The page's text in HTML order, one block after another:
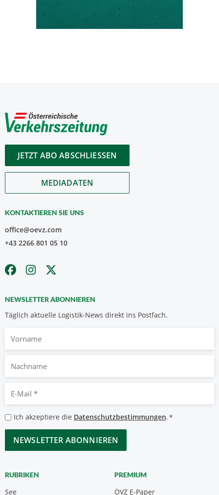
JETZT ABO ABSCHLIESSEN
MEDIADATEN
KONTAKTIEREN SIE UNS
office@oevz.com
+43 2266 801 05 10
NEWSLETTER ABONNIEREN
Täglich aktuelle Logistik-News direkt ins Postfach.
Nachname
Mail
*
Datenschutzbestimmungen
*
Ich akzeptiere die Datenschutzbestimmungen.*
CAPTCHA
RUBRIKEN
See
PREMIUM
ÖVZ E-Paper